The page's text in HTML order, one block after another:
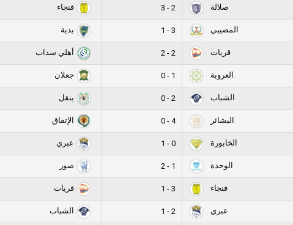
صلالة 2 - 3 فنجاء
المضيبي 3 - 1 بدية
قريات 2 - 2 أهلي سداب
العروبة 1 - 0 جعلان
الشباب 2 - 0 ينقل
البشائر 4 - 0 الإتفاق
الخابورة 0 - 1 عبري
الوحدة 1 - 2 صور
فنجاء 3 - 1 قريات
عبري 2 - 1 الشباب